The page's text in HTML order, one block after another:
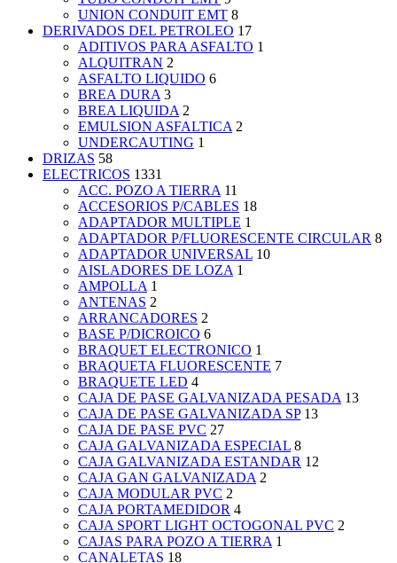
UNION CONDUIT EMT 8
DERIVADOS DEL PETROLEO 17
ADITIVOS PARA ASFALTO 1
ALQUITRAN 2
ASFALTO LIQUIDO 6
BREA DURA 3
BREA LIQUIDA 2
EMULSION ASFALTICA 2
UNDERCAUTING 1
DRIZAS 58
ELECTRICOS 1331
ACC. POZO A TIERRA 11
ACCESORIOS P/CABLES 18
ADAPTADOR MULTIPLE 1
ADAPTADOR P/FLUORESCENTE CIRCULAR 8
ADAPTADOR UNIVERSAL 10
AISLADORES DE LOZA 1
AMPOLLA 1
ANTENAS 2
ARRANCADORES 2
BASE P/DICROICO 6
BRAQUET ELECTRONICO 1
BRAQUETA FLUORESCENTE 7
BRAQUETE LED 4
CAJA DE PASE GALVANIZADA PESADA 13
CAJA DE PASE GALVANIZADA SP 13
CAJA DE PASE PVC 27
CAJA GALVANIZADA ESPECIAL 8
CAJA GALVANIZADA ESTANDAR 12
CAJA GAN GALVANIZADA 2
CAJA MODULAR PVC 2
CAJA PORTAMEDIDOR 4
CAJA SPORT LIGHT OCTOGONAL PVC 2
CAJAS PARA POZO A TIERRA 1
CANALETAS 18